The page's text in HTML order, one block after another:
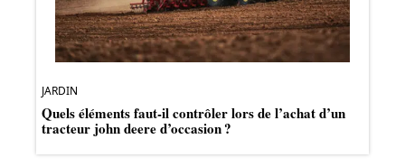
JARDIN
Quels éléments faut-il contrôler lors de l’achat d’un
tracteur john deere d’occasion ?